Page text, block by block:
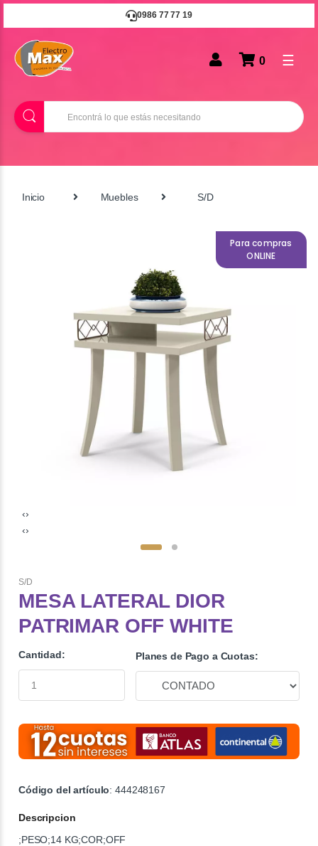
0986 77 77 19
B
u
0 ☰
Inicio Muebles S/D
Para compras
ONLINE
‹›
‹›
S/D
MESA LATERAL DIOR
PATRIMAR OFF WHITE
Cantidad: Planes de Pago a Cuotas:
Código del artículo: 444248167
Descripcion
;PESO;14 KG;COR;OFF